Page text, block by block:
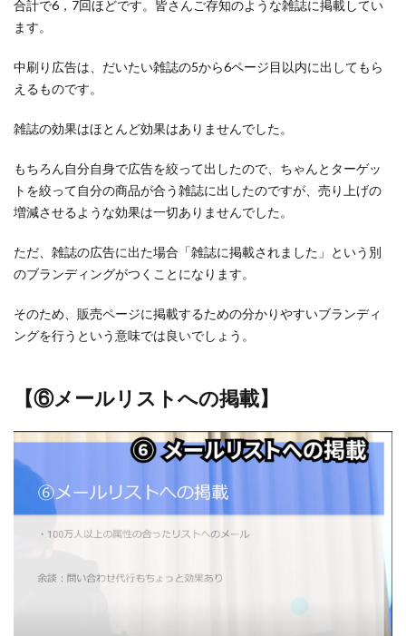
合計で6，7回ほどです。皆さんご存知のような雑誌に掲載してい
ます。
中刷り広告は、だいたい雑誌の5から6ページ目以内に出してもら
えるものです。
雑誌の効果はほとんど効果はありませんでした。
もちろん自分自身で広告を絞って出したので、ちゃんとターゲッ
トを絞って自分の商品が合う雑誌に出したのですが、売り上げの
増減させるような効果は一切ありませんでした。
ただ、雑誌の広告に出た場合「雑誌に掲載されました」という別
のブランディングがつくことになります。
そのため、販売ページに掲載するための分かりやすいブランディ
ングを行うという意味では良いでしょう。
【⑥メールリストへの掲載】